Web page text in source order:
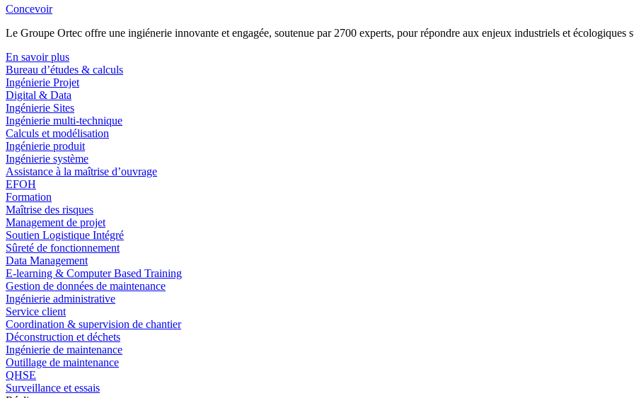
Concevoir
Le Groupe Ortec offre une ingiénerie innovante et engagée, soutenue par 2700 experts, pour répondre aux enjeux industriels et écologiques
En savoir plus
Bureau d’études & calculs
Ingénierie Projet
Digital & Data
Ingénierie Sites
Ingénierie multi-technique
Calculs et modélisation
Ingénierie produit
Ingénierie système
Assistance à la maîtrise d’ouvrage
EFOH
Formation
Maîtrise des risques
Management de projet
Soutien Logistique Intégré
Sûreté de fonctionnement
Data Management
E-learning & Computer Based Training
Gestion de données de maintenance
Ingénierie administrative
Service client
Coordination & supervision de chantier
Déconstruction et déchets
Ingénierie de maintenance
Outillage de maintenance
QHSE
Surveillance et essais